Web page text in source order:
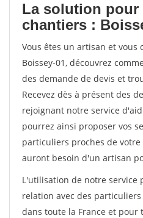
La solution pour
chantiers :
Vous êtes un artisan et vous
Boissey-01, découvrez
des demande de devis et
Recevez dès à présent des
rejoignant notre service
pourrez ainsi proposer vos
particuliers proches de
auront besoin d'un artisan
L'utilisation de notre service
relation avec des
dans toute la France et pour